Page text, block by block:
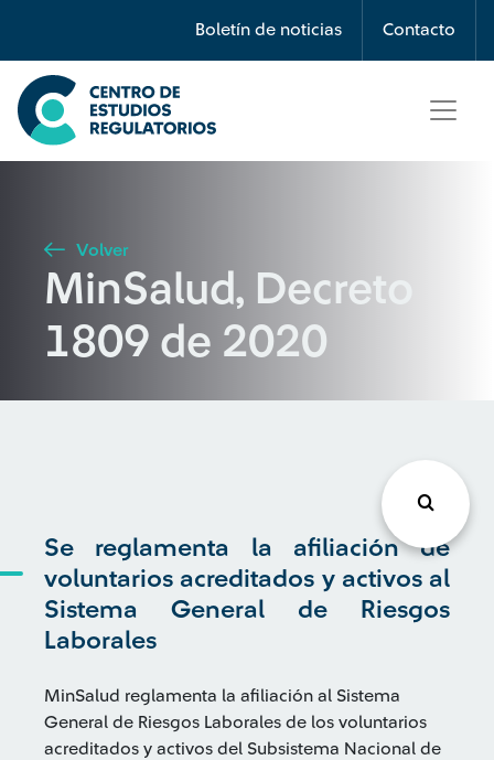
Boletín de noticias Contacto
Búsqueda
Seleccione país
Buscar
Volver
MinSalud, Decreto
1809 de 2020
Se reglamenta la afiliación de
voluntarios acreditados y activos al
Sistema General de Riesgos
Laborales
MinSalud reglamenta la afiliación al Sistema
General de Riesgos Laborales de los voluntarios
acreditados y activos del Subsistema Nacional de